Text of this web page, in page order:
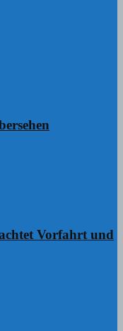
Vorfahrt und